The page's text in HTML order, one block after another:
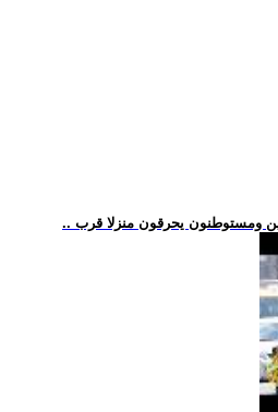
ومستوطنون يحرقون منزلا قرب